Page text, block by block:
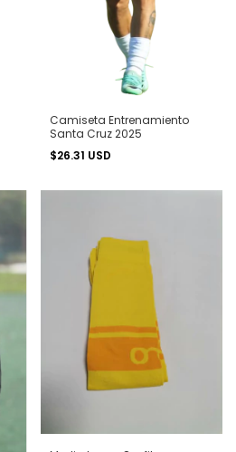
Camiseta Entrenamiento
Santa Cruz 2025
$26.31 USD